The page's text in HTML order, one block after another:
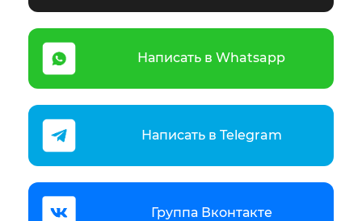
Написать в Whatsapp
Написать в Telegram
Группа Вконтакте